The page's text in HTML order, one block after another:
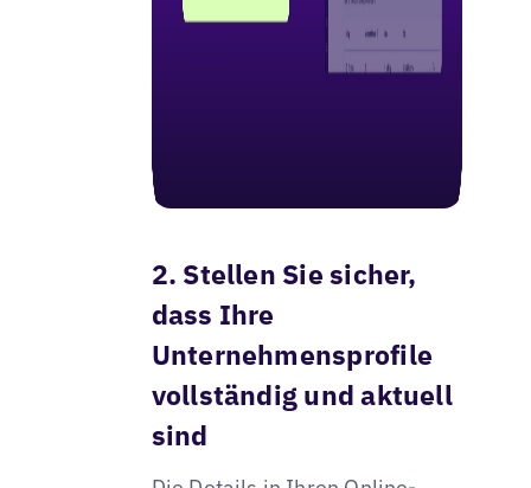
2. Stellen Sie sicher,
dass Ihre
Unternehmensprofile
vollständig und aktuell
sind